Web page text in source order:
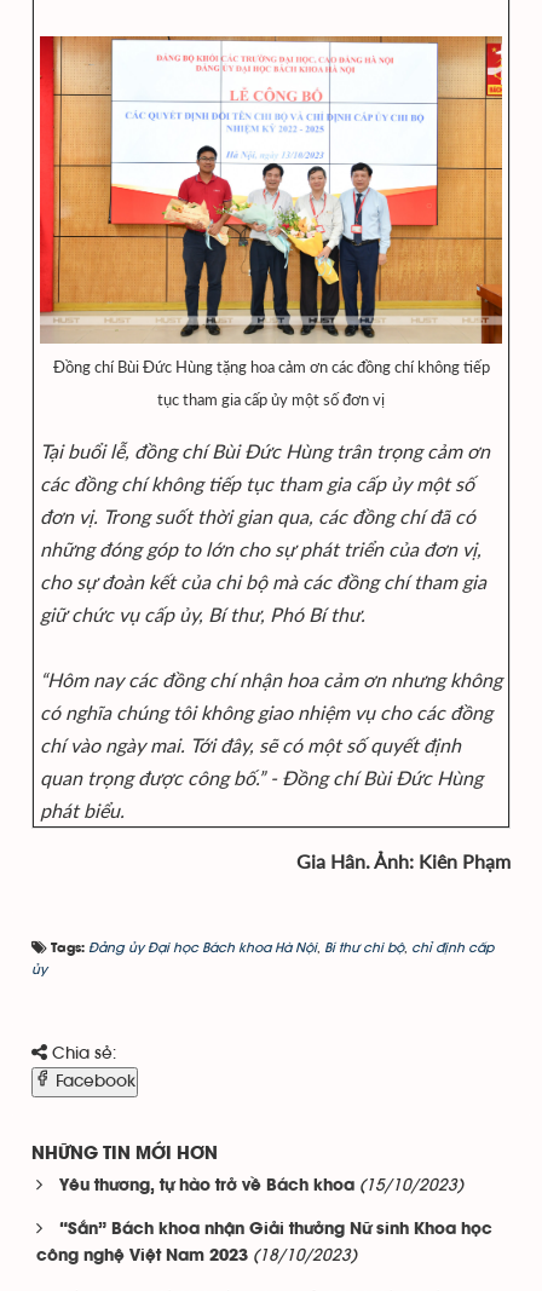
Đồng chí Bùi Đức Hùng tặng hoa cảm ơn các đồng chí không tiếp
tục tham gia cấp ủy một số đơn vị
Tại buổi lễ, đồng chí Bùi Đức Hùng trân trọng cảm ơn
các đồng chí không tiếp tục tham gia cấp ủy một số
đơn vị. Trong suốt thời gian qua, các đồng chí đã có
những đóng góp to lớn cho sự phát triển của đơn vị,
cho sự đoàn kết của chi bộ mà các đồng chí tham gia
giữ chức vụ cấp ủy, Bí thư, Phó Bí thư.
“Hôm nay các đồng chí nhận hoa cảm ơn nhưng không
có nghĩa chúng tôi không giao nhiệm vụ cho các đồng
chí vào ngày mai. Tới đây, sẽ có một số quyết định
quan trọng được công bố.” - Đồng chí Bùi Đức Hùng
phát biểu.
Gia Hân. Ảnh: Kiên Phạm
Tags: Đảng ủy Đại học Bách khoa Hà Nội, Bí thư chi bộ, chỉ định cấp
ủy
Chia sẻ:
Facebook
NHỮNG TIN MỚI HƠN
Yêu thương, tự hào trở về Bách khoa (15/10/2023)
“Sắn” Bách khoa nhận Giải thưởng Nữ sinh Khoa học
công nghệ Việt Nam 2023 (18/10/2023)